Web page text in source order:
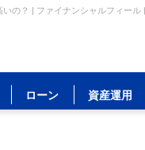
の？ | ファイナンシャルフィール
ローン 資産運用